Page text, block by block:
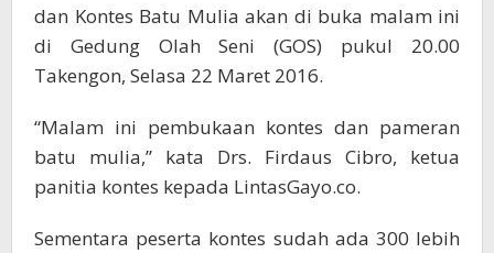
dan Kontes Batu Mulia akan di buka malam ini
di Gedung Olah Seni (GOS) pukul 20.00
Takengon, Selasa 22 Maret 2016.
“Malam ini pembukaan kontes dan pameran
batu mulia,” kata Drs. Firdaus Cibro, ketua
panitia kontes kepada LintasGayo.co.
Sementara peserta kontes sudah ada 300 lebih